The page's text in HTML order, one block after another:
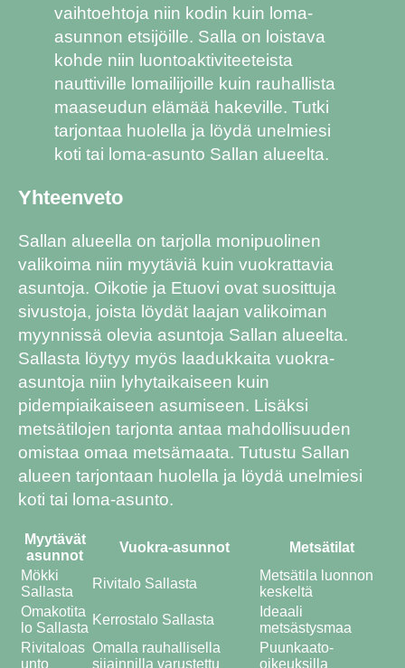
vaihtoehtoja niin kodin kuin loma-
asunnon etsijöille. Salla on loistava
kohde niin luontoaktiviteeteista
nauttiville lomailijoille kuin rauhallista
maaseudun elämää hakeville. Tutki
tarjontaa huolella ja löydä unelmiesi
koti tai loma-asunto Sallan alueelta.
Yhteenveto
Sallan alueella on tarjolla monipuolinen
valikoima niin myytäviä kuin vuokrattavia
asuntoja. Oikotie ja Etuovi ovat suosittuja
sivustoja, joista löydät laajan valikoiman
myynnissä olevia asuntoja Sallan alueelta.
Sallasta löytyy myös laadukkaita vuokra-
asuntoja niin lyhytaikaiseen kuin
pidempiaikaiseen asumiseen. Lisäksi
metsätilojen tarjonta antaa mahdollisuuden
omistaa omaa metsämaata. Tutustu Sallan
alueen tarjontaan huolella ja löydä unelmiesi
koti tai loma-asunto.
Myytävät
asunnot
Vuokra-asunnot
Metsätilat
Mökki
Sallasta
Rivitalo Sallasta
Metsätila luonnon
keskeltä
Omakotita
lo Sallasta
Kerrostalo Sallasta
Ideaali
metsästysmaa
Rivitaloas
unto
Omalla rauhallisella
sijainnilla varustettu
Puunkaato-
oikeuksilla